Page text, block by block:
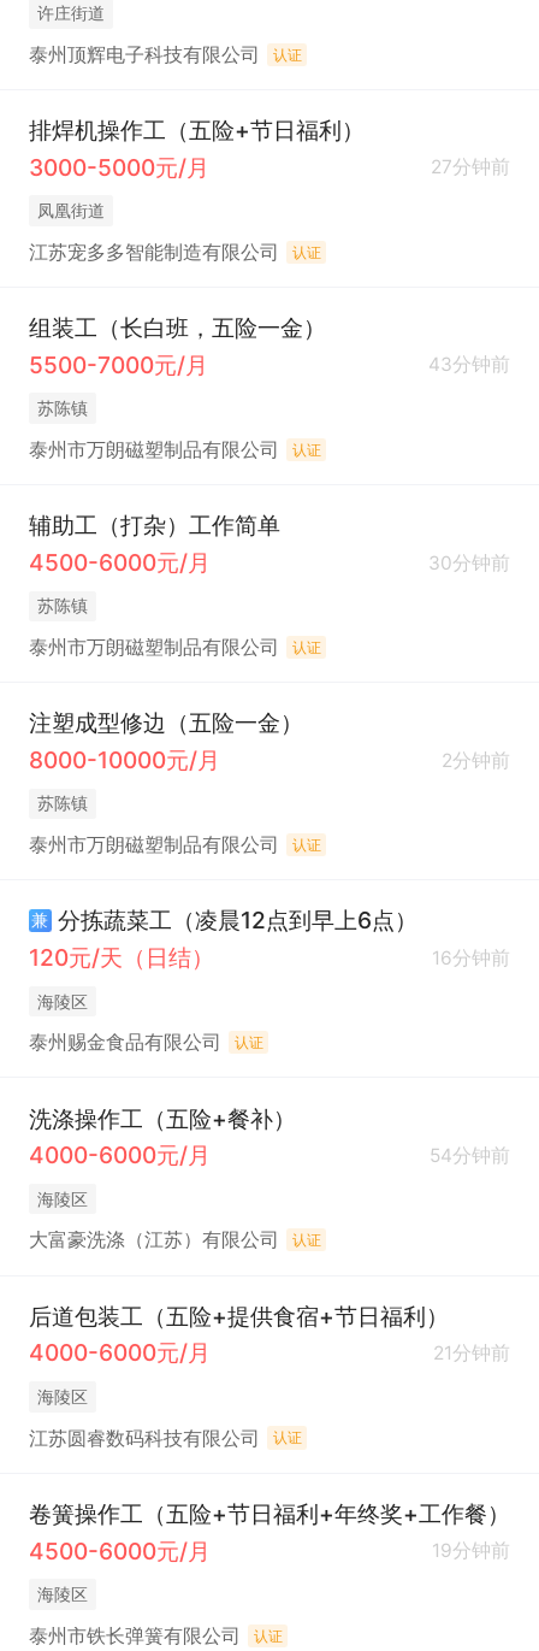
许庄街道
泰州顶辉电子科技有限公司 认证
排焊机操作工（五险+节日福利）
3000-5000元/月
27分钟前
凤凰街道
江苏宠多多智能制造有限公司 认证
组装工（长白班，五险一金）
5500-7000元/月
43分钟前
苏陈镇
泰州市万朗磁塑制品有限公司 认证
辅助工（打杂）工作简单
4500-6000元/月
30分钟前
苏陈镇
泰州市万朗磁塑制品有限公司 认证
注塑成型修边（五险一金）
8000-10000元/月
2分钟前
苏陈镇
泰州市万朗磁塑制品有限公司 认证
兼 分拣蔬菜工（凌晨12点到早上6点）
120元/天（日结）
16分钟前
海陵区
泰州赐金食品有限公司 认证
洗涤操作工（五险+餐补）
4000-6000元/月
54分钟前
海陵区
大富豪洗涤（江苏）有限公司 认证
后道包装工（五险+提供食宿+节日福利）
4000-6000元/月
21分钟前
海陵区
江苏圆睿数码科技有限公司 认证
卷簧操作工（五险+节日福利+年终奖+工作餐）
4500-6000元/月
19分钟前
海陵区
泰州市铁长弹簧有限公司 认证